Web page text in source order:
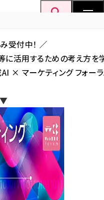
SNS アクセス解析／データ分析
大1000万円/次世代
費補助金」の申
助成金なう】
ものづくり技術活用製品
受付中！ ／
に活用するための考え方を
AI × マーケティング フォー
▼